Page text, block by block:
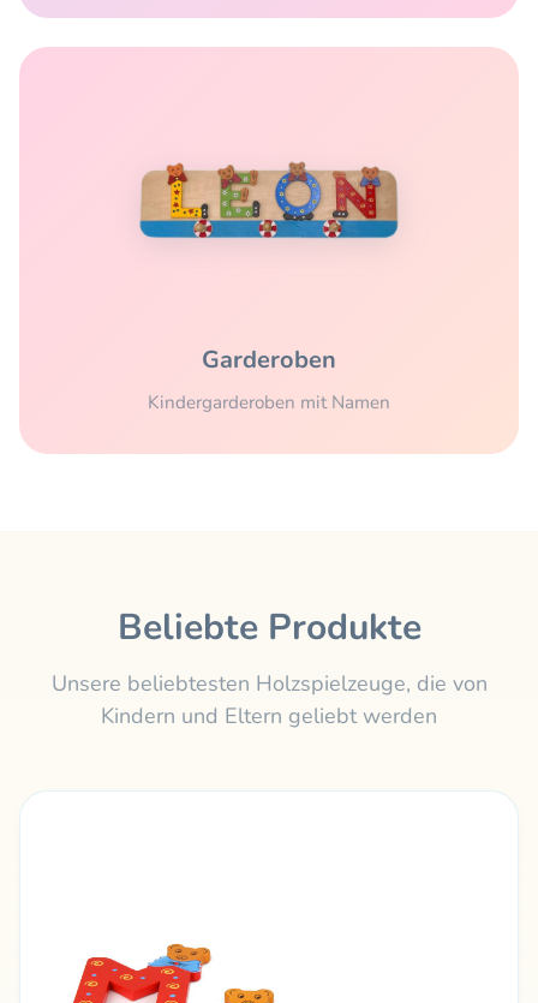
Garderoben
Kindergarderoben mit Namen
Beliebte Produkte
Unsere beliebtesten Holzspielzeuge, die von
Kindern und Eltern geliebt werden